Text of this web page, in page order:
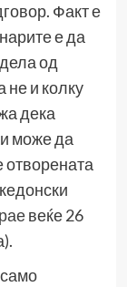
Факт е
е да
од
не и колку
дека
може да
отворената
веќе 26